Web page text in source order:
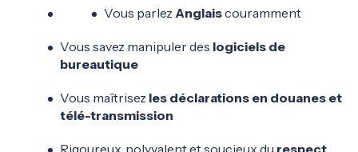
Vous parlez Anglaiscouramment
Vous savez manipuler des logiciels de
bureautique
Vous maîtrisez les déclarations en douanes et
télé-transmission
Rigoureux, polyvalent et soucieux du respect